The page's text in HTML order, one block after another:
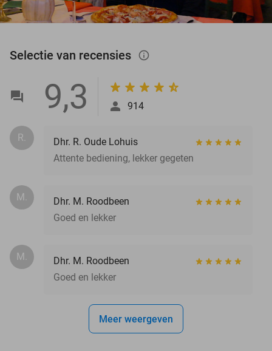
Selectie van recensies info_outlined
9,3 914
R.
Dhr. R. Oude Lohuis
Attente bediening, lekker gegeten
M.
Dhr. M. Roodbeen
Goed en lekker
M.
Dhr. M. Roodbeen
Goed en lekker
Meer weergeven